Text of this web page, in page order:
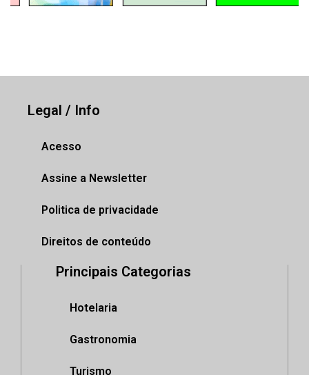
Legal / Info
Acesso
Assine a Newsletter
Politica de privacidade
Direitos de conteúdo
Principais Categorias
Hotelaria
Gastronomia
Turismo